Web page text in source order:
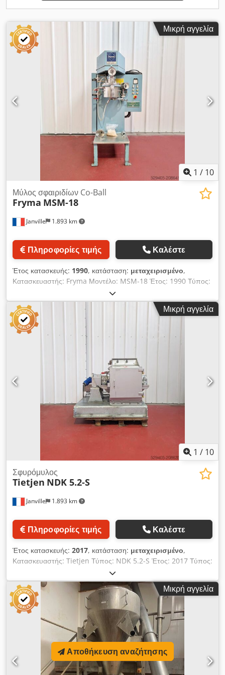
Μικρή αγγελία
1 / 10
Janville 1.893 km
Μύλος σφαιριδίων Co-Ball
Fryma MSM-18
Πληροφορίες τιμής Καλέστε
Έτος κατασκευής: 1990, κατάσταση: μεταχειρισμένο,
Κατασκευαστής: Fryma Μοντέλο: MSM-18 Έτος: 1990 Τύπος:
Σφαιρόμυλος τύπου Co-Ball Codpfx Aex R Dd Ijggorf
Εφαρμογή: Λεπτή άλεση εναιωρημάτων και πολύ ιξωδών
προϊόντων. Όγκος θαλάμου άλεσης: 1,1 λίτρα Εσωτερική
υπερπίεση: 2,5 bar Διπλοτοίχωτο περίβλημα: 2 bar Ισχύς
κινητήρα: 5,5 kW Ικανότητα: 20 – 80 l/h ανάλογα με το προϊόν.
Παραδείγματα χρήσης: τρόφιμα: καλύμματα σοκολάτας /
γεμίσεις καλλυντικά: κραγιόν, πάστες χρωστικών φαρμακευτικά:
πρόσθετα χημικά: βερνίκια για χρωστικές, χρώματα και
κεραμικά.
Μικρή αγγελία
1 / 10
Janville 1.893 km
Σφυρόμυλος
Tietjen NDK 5.2-S
Πληροφορίες τιμής Καλέστε
Έτος κατασκευής: 2017, κατάσταση: μεταχειρισμένο,
Κατασκευαστής: Tietjen Τύπος: NDK 5.2-S Έτος: 2017 Τύπος:
Σφυρόμυλος Εφαρμογές: Σχεδιασμένος για υγρή πολτοποίηση
ογκωδών τροφίμων και αγροτικών προϊόντων Τύπος κινητήρα:
υδραυλικός Πλαίσιο και ρότορας από ανοξείδωτο ατσάλι 304,
1.4301. Crjdpfx Agox R Aw Togjf Βάρος (χωρίς κινητήρα):
1250 kg Ακροφύσια έγχυσης υγρών Παρακολούθηση
θερμοκρασίας εδράνων Πνευματικά λειτουργούμενο πτερύγιο
Μικρή αγγελία
Αποθήκευση αναζήτησης